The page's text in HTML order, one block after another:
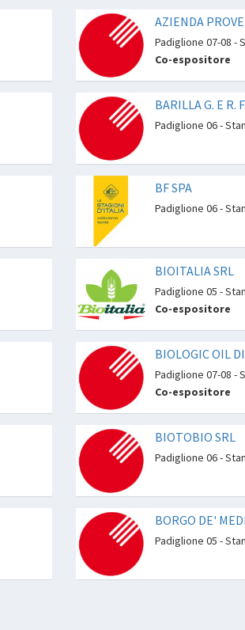
AZIENDA
Padiglione 07-08 -
Co-espositore
BARILLA G. E R.
Padiglione 06 -
BF SPA
Padiglione 06 -
BIOITALIA SRL
Padiglione 05 -
Co-espositore
BIOLOGIC OIL
Padiglione 07-08 -
Co-espositore
BIOTOBIO SRL
Padiglione 06 -
BORGO DE'
Padiglione 05 -